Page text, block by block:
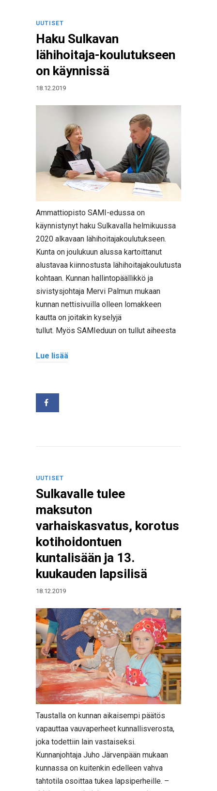
UUTISET
Haku Sulkavan
lähihoitaja-koulutukseen
on käynnissä
18.12.2019
Ammattiopisto SAMI-edussa on
käynnistynyt haku Sulkavalla helmikuussa
2020 alkavaan lähihoitajakoulutukseen.
Kunta on joulukuun alussa kartoittanut
alustavaa kiinnostusta lähihoitajakoulutusta
kohtaan. Kunnan hallintopäällikkö ja
sivistysjohtaja Mervi Palmun mukaan
kunnan nettisivuilla olleen lomakkeen
kautta on joitakin kyselyjä
tullut. Myös SAMIeduun on tullut aiheesta
Lue lisää
UUTISET
Sulkavalle tulee
maksuton
varhaiskasvatus, korotus
kotihoidontuen
kuntalisään ja 13.
kuukauden lapsilisä
18.12.2019
Taustalla on kunnan aikaisempi päätös
vapauttaa vauvaperheet kunnallisverosta,
joka todettiin lain vastaiseksi.
Kunnanjohtaja Juho Järvenpään mukaan
kunnassa on kuitenkin edelleen vahva
tahtotila osoittaa tukea lapsiperheille. –